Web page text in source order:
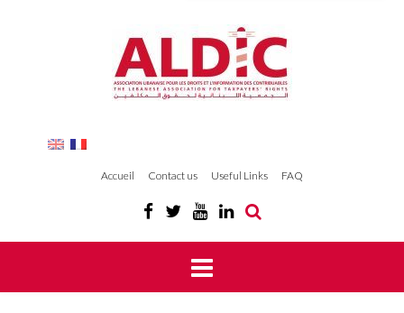
Accueil Contact us Useful Links FAQ